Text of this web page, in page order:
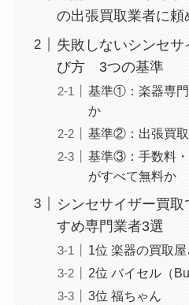
の出張買取業者に頼
失敗しないシンセ
び方 3つの基準
基準①：楽器専
か
基準②：出張買
基準③：手数料
がすべて無料か
シンセサイザー買
すめ専門業者3選
1位 楽器の買取屋
2位 バイセル（
3位 福ちゃん